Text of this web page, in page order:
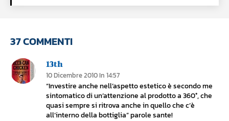
37 COMMENTI
13th
10 Dicembre 2010 In 14:57
“Investire anche nell’aspetto estetico è secondo me
sintomatico di un’attenzione al prodotto a 360°, che
quasi sempre si ritrova anche in quello che c’è
all’interno della bottiglia” parole sante!